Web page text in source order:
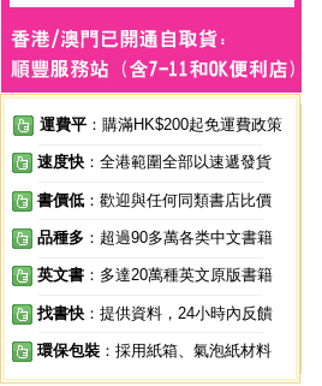
運費平 ：購滿HK$200起免運費政策
速度快 ：全港範圍全部以速遞發貨
書價低 ：歡迎與任何同類書店比價
品種多 ：超過90多萬各类中文書籍
英文書 ：多達20萬種英文原版書籍
找書快 ：提供資料，24小時內反饋
環保包裝 ：採用紙箱、氣泡紙材料